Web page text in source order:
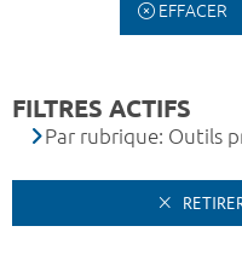
EFFACER
FILTRES ACTIFS
Par rubrique: Outils